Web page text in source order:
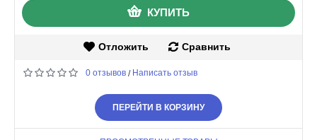
КУПИТЬ
Отложить Сравнить
0 отзывов / Написать отзыв
ПЕРЕЙТИ В КОРЗИНУ